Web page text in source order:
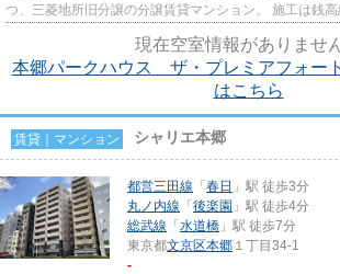
つ、三菱地所旧分譲の分譲賃貸マンション。 施工は銭
現在空室情報がありません
本郷パークハウス ザ・プレミアフォー
はこちら
賃貸｜マンション シャリエ本郷
都営三田線 「 春日 」駅 徒歩3分
丸ノ内線 「 後楽園 」駅 徒歩4分
総武線 「 水道橋 」駅 徒歩7分
東京都文京区本郷 １丁目34-1
-